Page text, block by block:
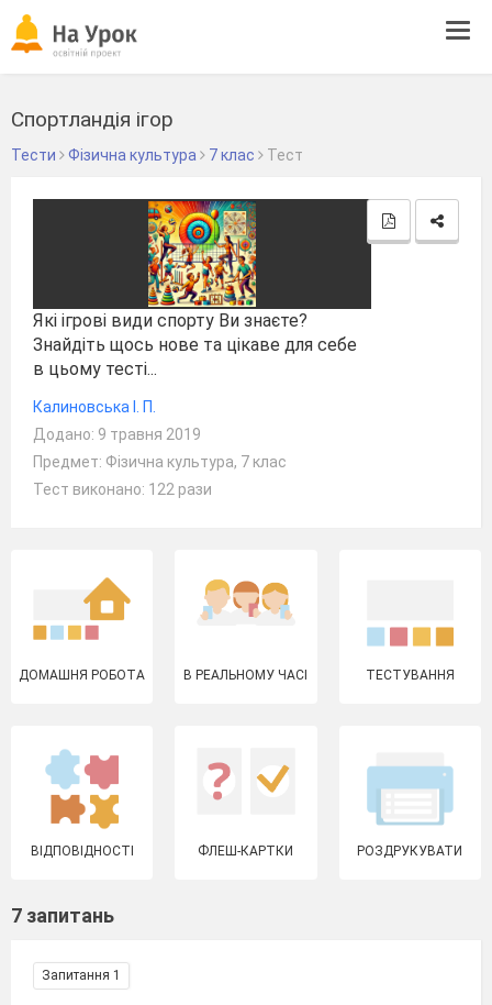
Спортландія ігор
Тести Фізична культура 7 клас Тест
Які ігрові види спорту Ви знаєте?
Знайдіть щось нове та цікаве для себе
в цьому тесті...
Калиновська І. П.
Додано: 9 травня 2019
Предмет: Фізична культура, 7 клас
Тест виконано: 122 рази
ДОМАШНЯ РОБОТА В РЕАЛЬНОМУ ЧАСІ ТЕСТУВАННЯ
ВІДПОВІДНОСТІ ФЛЕШ-КАРТКИ РОЗДРУКУВАТИ
7 запитань
Запитання 1